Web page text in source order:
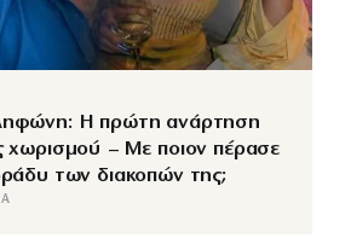
Η πρώτη ανάρτηση
χωρισμού – Με ποιον πέρασε
των διακοπών της;